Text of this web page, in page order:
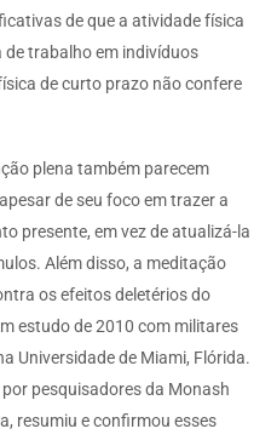
de que a atividade física
trabalho em indivíduos
de curto prazo não confere
plena também parecem
de seu foco em trazer a
presente, em vez de atualizá-la
Além disso, a meditação
os efeitos deletérios do
estudo de 2010 com militares
Universidade de Miami, Flórida.
pesquisadores da Monash
resumiu e confirmou esses